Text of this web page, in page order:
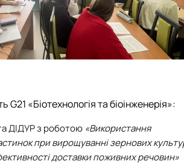
G21 «Біотехнологія та біоінженерія»:
ДІДУРз роботою «Використання
при вирощуванні зернових
доставки поживних речовин»